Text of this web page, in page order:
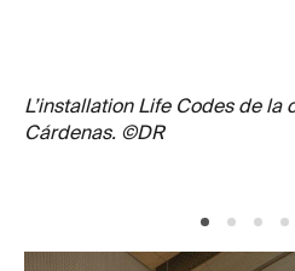
L’installation Life Codes de
Cárdenas. ©DR